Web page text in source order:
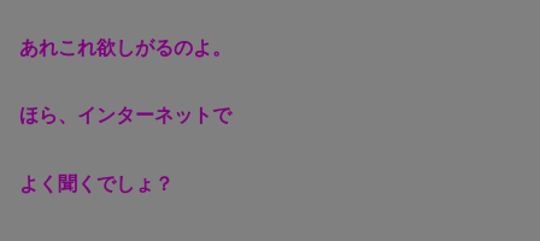
あれこれ欲しがるのよ。
ほら、インターネットで
よく聞くでしょ？